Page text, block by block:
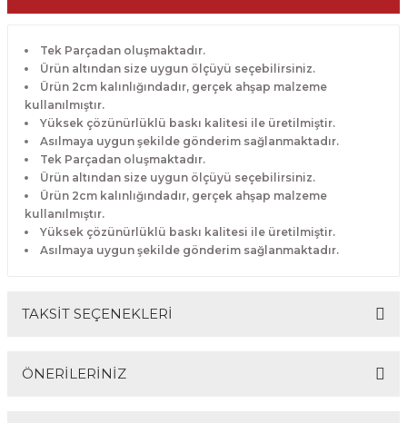
Tek Parçadan oluşmaktadır.
Ürün altından size uygun ölçüyü seçebilirsiniz.
Ürün 2cm kalınlığındadır, gerçek ahşap malzeme
kullanılmıştır.
Yüksek çözünürlüklü baskı kalitesi ile üretilmiştir.
Asılmaya uygun şekilde gönderim sağlanmaktadır.
Tek Parçadan oluşmaktadır.
Ürün altından size uygun ölçüyü seçebilirsiniz.
Ürün 2cm kalınlığındadır, gerçek ahşap malzeme
kullanılmıştır.
Yüksek çözünürlüklü baskı kalitesi ile üretilmiştir.
Asılmaya uygun şekilde gönderim sağlanmaktadır.
TAKSİT SEÇENEKLERİ
ÖNERİLERİNİZ